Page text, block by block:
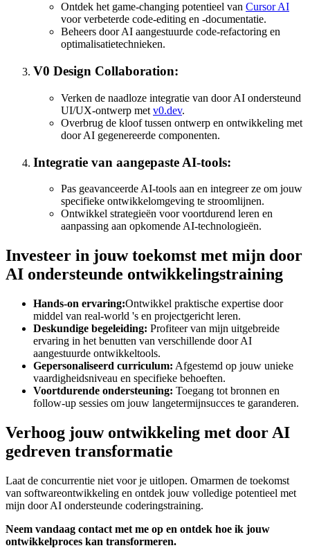
Ontdek het game-changing potentieel van Cursor AI
voor verbeterde code-editing en -documentatie.
Beheers door AI aangestuurde code-refactoring en
optimalisatietechnieken.
V0 Design Collaboration:
Verken de naadloze integratie van door AI ondersteund
UI/UX-ontwerp met v0.dev.
Overbrug de kloof tussen ontwerp en ontwikkeling met
door AI gegenereerde componenten.
Integratie van aangepaste AI-tools:
Pas geavanceerde AI-tools aan en integreer ze om jouw
specifieke ontwikkelomgeving te stroomlijnen.
Ontwikkel strategieën voor voortdurend leren en
aanpassing aan opkomende AI-technologieën.
Investeer in jouw toekomst met mijn door
AI ondersteunde ontwikkelingstraining
Hands-on ervaring:Ontwikkel praktische expertise door
middel van real-world 's en projectgericht leren.
Deskundige begeleiding: Profiteer van mijn uitgebreide
ervaring in het benutten van verschillende door AI
aangestuurde ontwikkeltools.
Gepersonaliseerd curriculum: Afgestemd op jouw unieke
vaardigheidsniveau en specifieke behoeften.
Voortdurende ondersteuning: Toegang tot bronnen en
follow-up sessies om jouw langetermijnsucces te garanderen.
Verhoog jouw ontwikkeling met door AI
gedreven transformatie
Laat de concurrentie niet voor je uitlopen. Omarmen de toekomst
van softwareontwikkeling en ontdek jouw volledige potentieel met
mijn door AI ondersteunde coderingstraining.
Neem vandaag contact met me op en ontdek hoe ik jouw
ontwikkelproces kan transformeren.